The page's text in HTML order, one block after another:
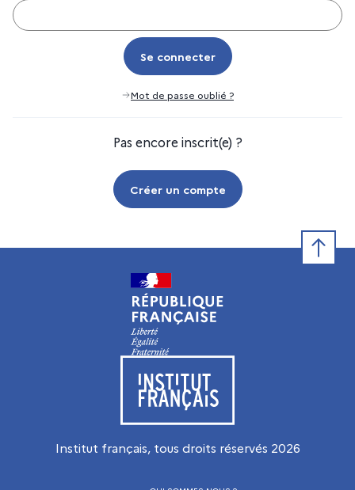
Se connecter
Se connecter
Mot de passe oublié ?
Pas encore inscrit(e) ?
Créer un compte
Visiter le site de l’Institut français
Institut français, tous droits réservés 2026